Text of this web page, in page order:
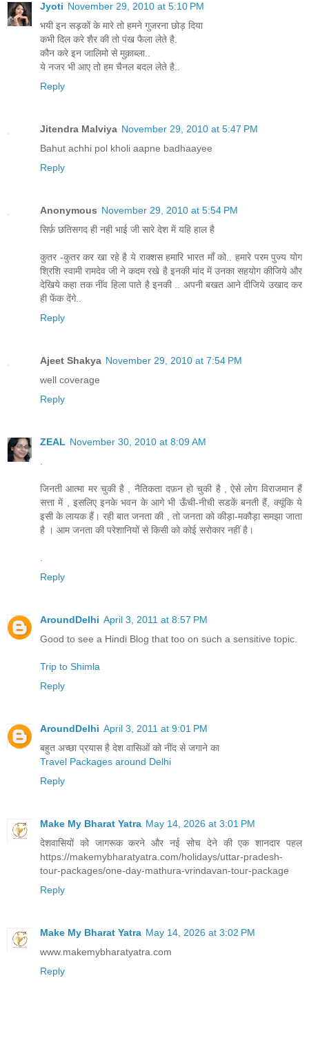
Jyoti November 29, 2010 at 5:10 PM
भयी इन सड़कों के मारे तो हमने गुजरना छोड़ दिया
कभी दिल करे शैर की तो पंख फैला लेते है.
कौन करे इन जालिमो से मुक़ाब्ला..
ये नजर भी आए तो हम चैनल बदल लेते है..
Reply
Jitendra Malviya November 29, 2010 at 5:47 PM
Bahut achhi pol kholi aapne badhaayee
Reply
Anonymous November 29, 2010 at 5:54 PM
सिर्फ़ छतिसगद ही नही भाई जी सारे देश में यहि हाल है
कुतर -कुतर कर खा रहे है ये राक्शस हमारि भारत माँ को.. हमारे परम पुज्य योग
श्रिशि स्वामी रामदेव जी ने कदम रखे है इनकी मांद में उनका सहयोग कीजिये और
देखिये कहा तक नींव हिला पाते है इनकी .. अपनी बखत आने दीजिये उखाद कर
ही फेंक देंगे..
Reply
Ajeet Shakya November 29, 2010 at 7:54 PM
well coverage
Reply
ZEAL November 30, 2010 at 8:09 AM
जिनती आत्मा मर चुकी है , नैतिकता दफ़न हो चुकी है , ऐसे लोग विराजमान हैं
सत्ता में , इसलिए इनके भवन के आगे भी ऊँची-नीची सडकें बनती हैं, क्यूंकि ये
इसी के लायक हैं। रही बात जनता की , तो जनता को कीड़ा-मकौड़ा समझा जाता
है । आम जनता की परेशानियों से किसी को कोई सरोकार नहीं है।
Reply
AroundDelhi April 3, 2011 at 8:57 PM
Good to see a Hindi Blog that too on such a sensitive topic.
Trip to Shimla
Reply
AroundDelhi April 3, 2011 at 9:01 PM
बहुत अच्छा प्रयास है देश वासिओं को नींद से जगाने का
Travel Packages around Delhi
Reply
Make My Bharat Yatra May 14, 2026 at 3:01 PM
देशवासियों को जागरूक करने और नई सोच देने की एक शानदार पहल
https://makemybharatyatra.com/holidays/uttar-pradesh-
tour-packages/one-day-mathura-vrindavan-tour-package
Reply
Make My Bharat Yatra May 14, 2026 at 3:02 PM
www.makemybharatyatra.com
Reply